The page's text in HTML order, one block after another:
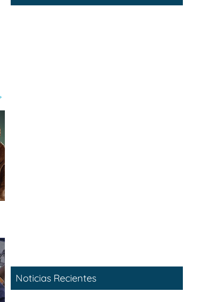
Noticias Recientes